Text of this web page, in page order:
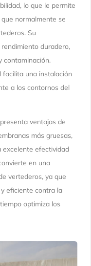
lo que le permite
normalmente se
Su
duradero,
contaminación.
facilita una instalación
a los contornos del
ventajas de
más gruesas,
excelente efectividad
en una
vertederos, ya que
eficiente contra la
optimiza los